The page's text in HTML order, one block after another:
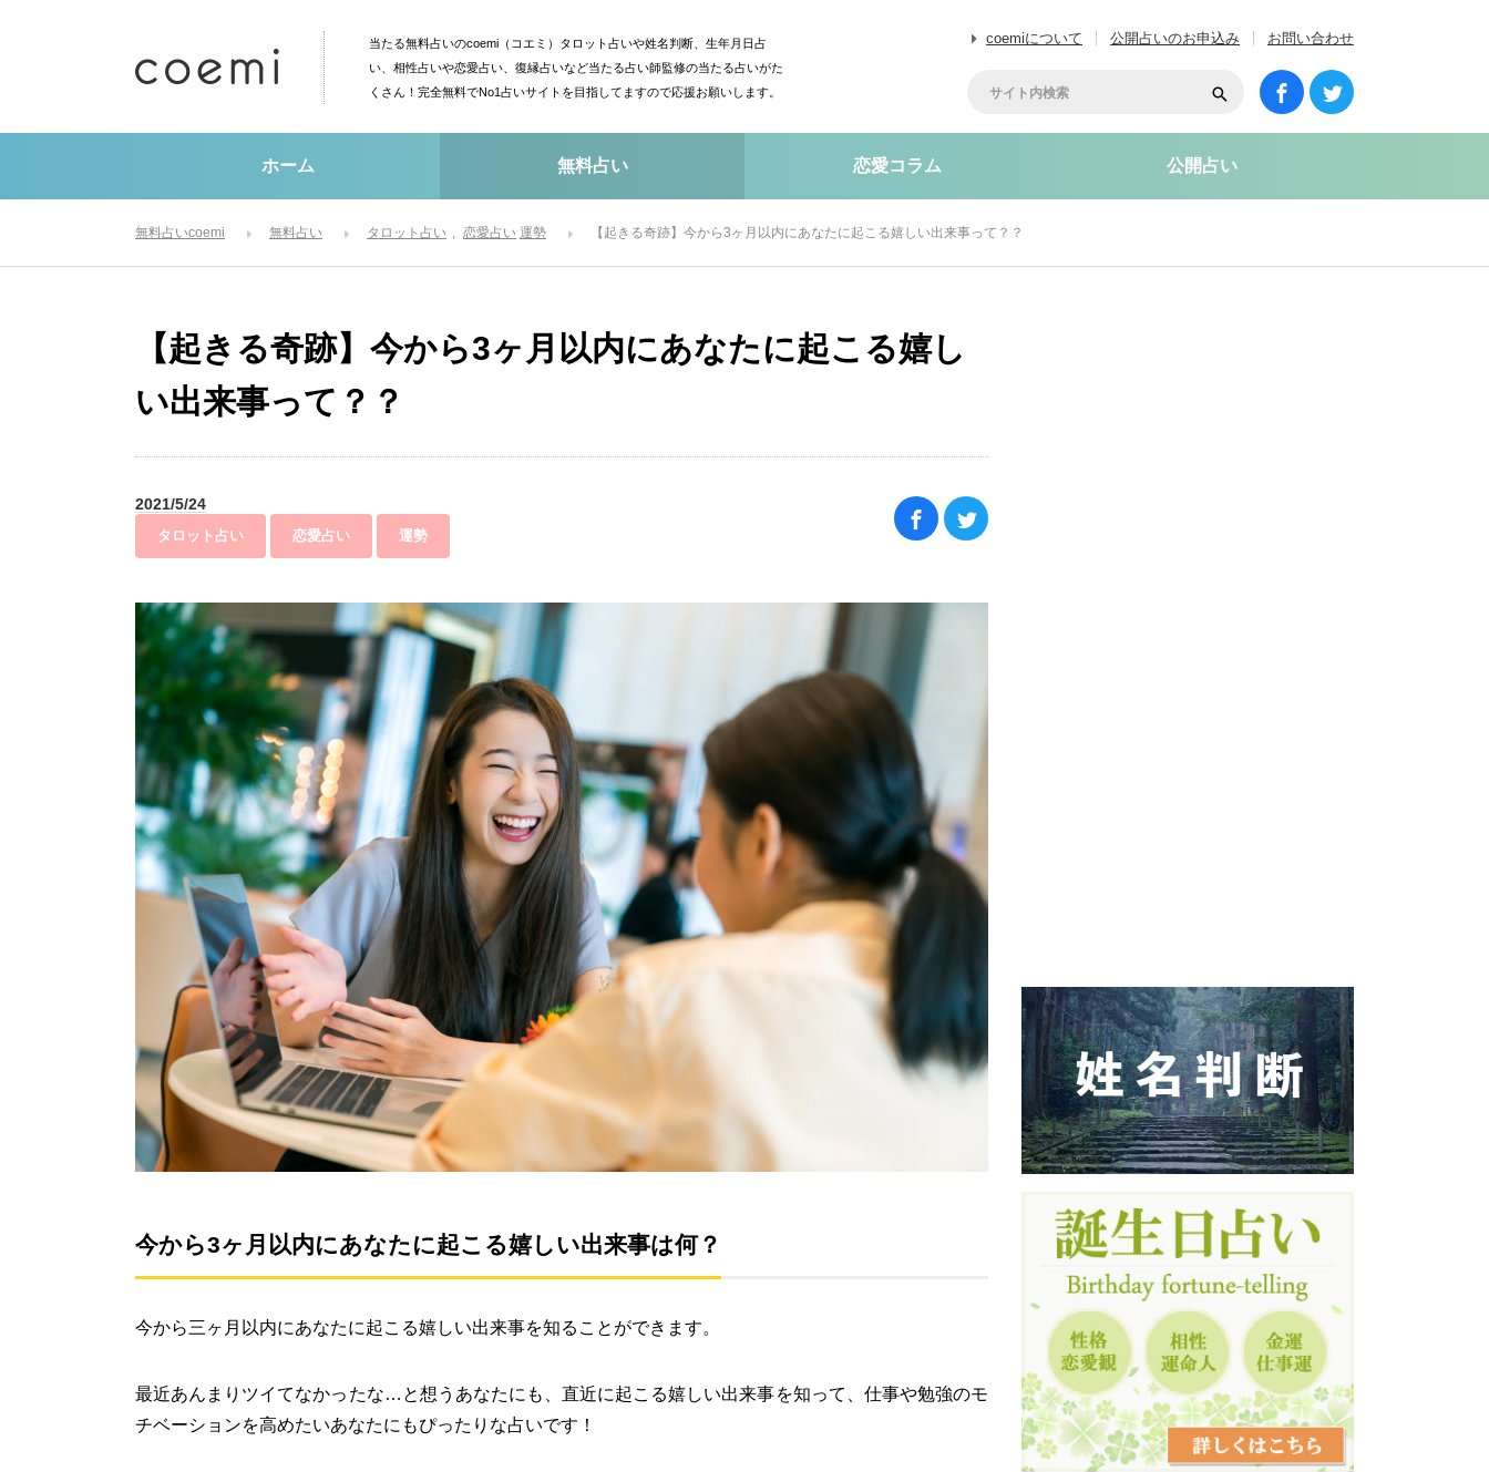
当たる無料占いのcoemi（コエミ）タロット占いや姓名判断、生年月日占
い、相性占いや恋愛占い、復縁占いなど当たる占い師監修の当たる占いがた
くさん！完全無料でNo1占いサイトを目指してますので応援お願いします。
coemiについて 公開占いのお申込み お問い合わせ
ホーム 無料占い 恋愛コラム 公開占い
無料占いcoemi 無料占い タロット占い 恋愛占い 運勢 【起きる奇跡】今から3ヶ月以内にあなたに起こる嬉しい出来事って？？
【起きる奇跡】今から3ヶ月以内にあなたに起こる嬉し
い出来事って？？
2021/5/24
タロット占い 恋愛占い 運勢
今から3ヶ月以内にあなたに起こる嬉しい出来事は何？
今から三ヶ月以内にあなたに起こる嬉しい出来事を知ることができます。
最近あんまりツイてなかったな…と想うあなたにも、直近に起こる嬉しい出来事を知って、仕事や勉強のモ
チベーションを高めたいあなたにもぴったりな占いです！